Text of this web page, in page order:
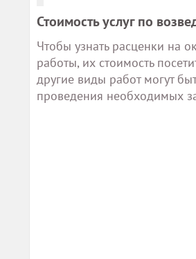
Стоимость услуг по
Чтобы узнать расценки на
работы, их стоимость
другие виды работ могут
проведения необходимых